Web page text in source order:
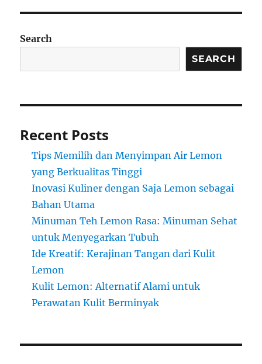
Search
SEARCH
Recent Posts
Tips Memilih dan Menyimpan Air Lemon
yang Berkualitas Tinggi
Inovasi Kuliner dengan Saja Lemon sebagai
Bahan Utama
Minuman Teh Lemon Rasa: Minuman Sehat
untuk Menyegarkan Tubuh
Ide Kreatif: Kerajinan Tangan dari Kulit
Lemon
Kulit Lemon: Alternatif Alami untuk
Perawatan Kulit Berminyak